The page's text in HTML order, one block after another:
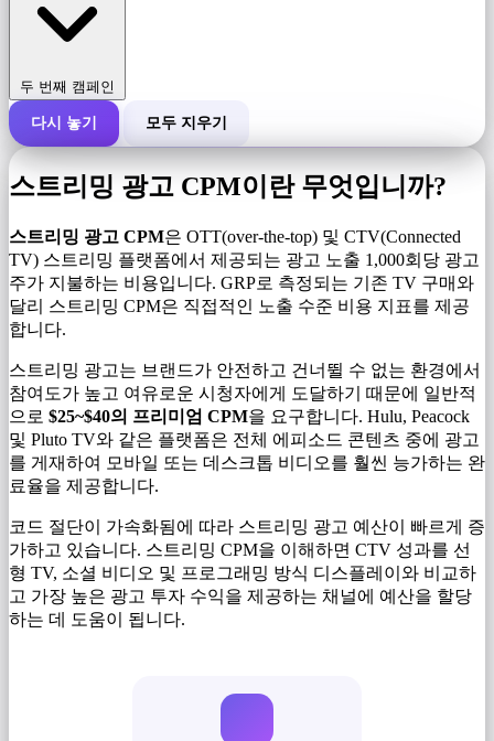
두 번째 캠페인
캠페인의 총 비용
노출수
다시 놓기 모두 지우기
스트리밍 광고 CPM이란 무엇입니까?
스트리밍 광고 CPM은 OTT(over-the-top) 및 CTV(Connected
TV) 스트리밍 플랫폼에서 제공되는 광고 노출 1,000회당 광고
주가 지불하는 비용입니다. GRP로 측정되는 기존 TV 구매와
달리 스트리밍 CPM은 직접적인 노출 수준 비용 지표를 제공
합니다.
스트리밍 광고는 브랜드가 안전하고 건너뛸 수 없는 환경에서
참여도가 높고 여유로운 시청자에게 도달하기 때문에 일반적
으로 $25~$40의 프리미엄 CPM을 요구합니다. Hulu, Peacock
및 Pluto TV와 같은 플랫폼은 전체 에피소드 콘텐츠 중에 광고
를 게재하여 모바일 또는 데스크톱 비디오를 훨씬 능가하는 완
료율을 제공합니다.
코드 절단이 가속화됨에 따라 스트리밍 광고 예산이 빠르게 증
가하고 있습니다. 스트리밍 CPM을 이해하면 CTV 성과를 선
형 TV, 소셜 비디오 및 프로그래밍 방식 디스플레이와 비교하
고 가장 높은 광고 투자 수익을 제공하는 채널에 예산을 할당
하는 데 도움이 됩니다.